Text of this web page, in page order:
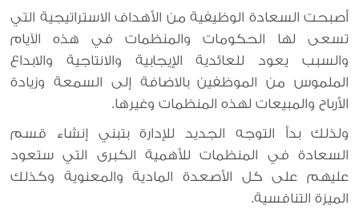
أصبحت السعادة الوظيفية من الأهداف الاستراتيجية التي
تسعى لها الحكومات والمنظمات في هذه الآيام
والسبب يعود للعائدية الإيجابية والانتاجية والابداع
الملموس من الموظفين بالاضافة إلى السمعة وزيادة
الأرباح والمبيعات لهذه المنظمات وغيرها.
ولذلك بدأ التوجه الجديد للإدارة بتبني إنشاء قسم
السعادة في المنظمات للأهمية الكبرى التي ستعود
عليهم على كل الأصعدة المادية والمعنوية وكذلك
الميزة التنافسية.